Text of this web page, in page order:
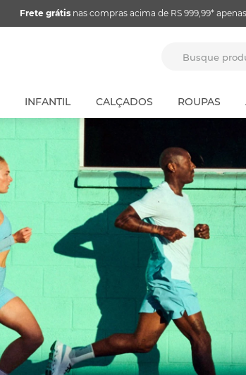
Frete grátisnas compras acima de RS 999,99*
INFANTIL CALÇADOS ROUPAS